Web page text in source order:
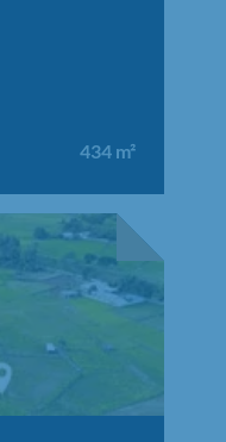
434 m²